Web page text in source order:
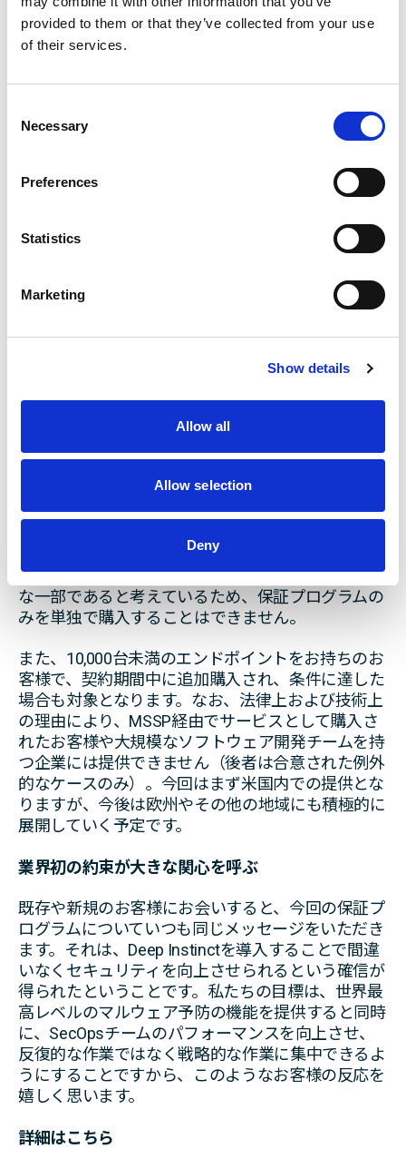
provided to them or that they’ve collected from your use
of their services.
Necessary
Preferences
Statistics
Marketing
Show details
Allow all
Allow selection
Deny
いレベルで、最も徹底的な技術検証を行いました。
ミュンヘン再保険のAI専門家は、Covidの制限によ
り旅行が制限される直前に、当社のテルアビブR&D
プライン、モデルと製品のアーキテクチャ、D-Brain
の全体的なトレーニングプロセスを検証しました。
ミュンヘン再保険のスペシャリストは、生産におけ
るフィードバックループ、意思決定プロセス、モデ
ルの更新方法、さらにランサムウェアやその他のラ
ンサムウェア関連の攻撃ベクトルに対する静的およ
のデータサイエンティストは、Deep
Instinctソリューションのあらゆる側面を徹底的に
10,000ライセンス（エンドポイント）以上の2年間
のプレミアム・サブスクリプション・パッケージを
象（＊）となり、追加費用はかかりません。プレミ
アムサブスクリプションは、主にグローバルに事業
題に迅速に対応することが期待されます。今回の保
証は、当社のカスタマーサポートアプローチの重要
な一部であると考えているため、保証プログラムの
みを単独で購入することはできません。
また、10,000台未満のエンドポイントをお持ちのお
客様で、契約期間中に追加購入され、条件に達した
場合も対象となります。なお、法律上および技術上
の理由により、MSSP経由でサービスとして購入さ
れたお客様や大規模なソフトウェア開発チームを持
つ企業には提供できません（後者は合意された例外
的なケースのみ）。今回はまず米国内での提供とな
りますが、今後は欧州やその他の地域にも積極的に
展開していく予定です。
業界初の約束が大きな関心を呼ぶ
既存や新規のお客様にお会いすると、今回の保証プ
ログラムについていつも同じメッセージをいただき
ます。それは、Deep Instinctを導入することで間違
いなくセキュリティを向上させられるという確信が
得られたということです。私たちの目標は、世界最
高レベルのマルウェア予防の機能を提供すると同時
に、SecOpsチームのパフォーマンスを向上させ、
反復的な作業ではなく戦略的な作業に集中できるよ
うにすることですから、このようなお客様の反応を
嬉しく思います。
詳細はこちら